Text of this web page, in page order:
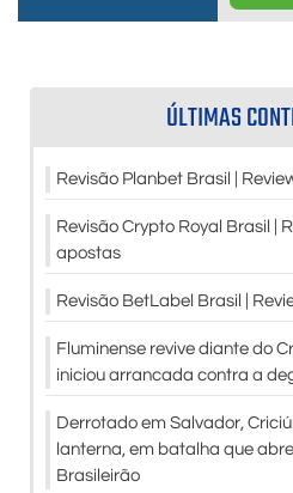
ÚLTIMAS
Revisão Planbet Brasil |
Revisão Crypto Royal Brasil |
apostas
Revisão BetLabel Brasil |
Fluminense revive diante do
iniciou arrancada contra a
Derrotado em Salvador,
lanterna, em batalha que
Brasileirão